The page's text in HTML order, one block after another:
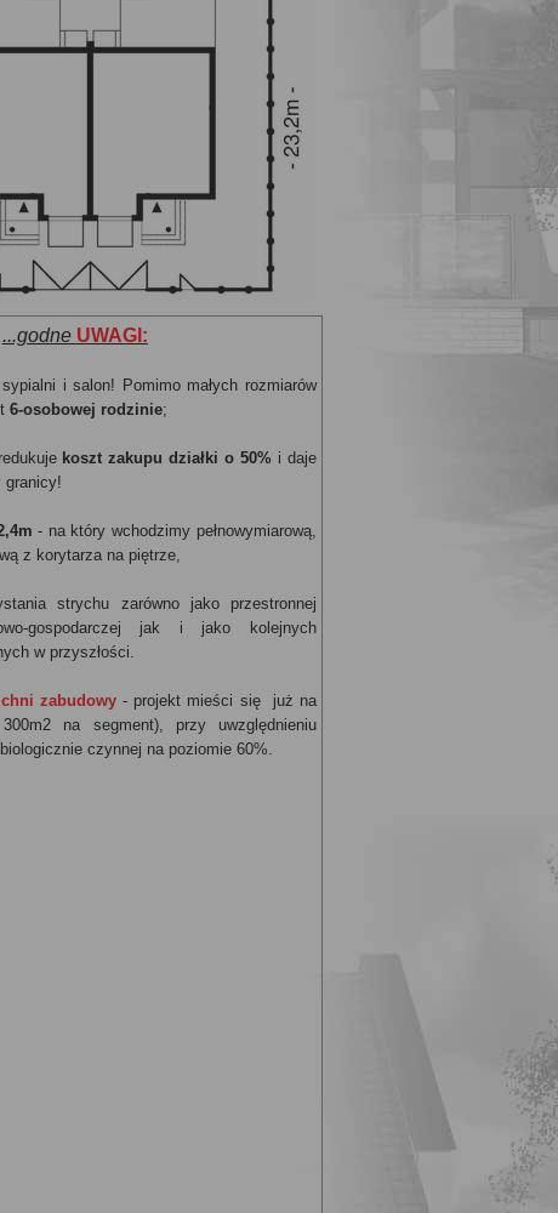
...godne UWAGI:
i salon! Pomimo małych rozmiarów
6-osobowej rodzinie;
koszt zakupu działki o 50%i daje
granicy!
- na który wchodzimy pełnowymiarową,
z korytarza na piętrze,
strychu zarówno jako przestronnej
gospodarczej jak i jako kolejnych
w przyszłości.
zabudowy - projekt mieści się już na
na segment), przy uwzględnieniu
czynnej na poziomie 60%.